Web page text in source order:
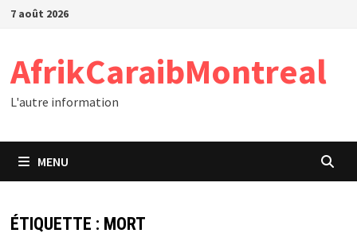
Passer
7 août 2026
AfrikCaraibMontreal
L'autre information
MENU
ÉTIQUETTE : MORT